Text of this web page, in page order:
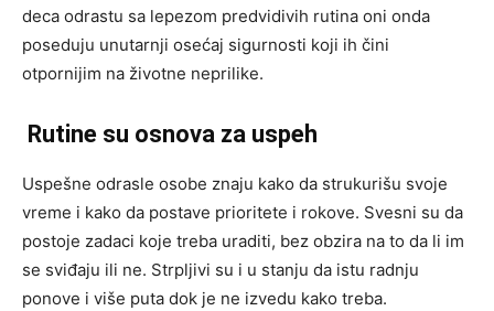
deca odrastu sa lepezom predvidivih rutina oni onda
poseduju unutarnji osećaj sigurnosti koji ih čini
otpornijim na životne neprilike.
Rutine su osnova za uspeh
Uspešne odrasle osobe znaju kako da strukurišu svoje
vreme i kako da postave prioritete i rokove. Svesni su da
postoje zadaci koje treba uraditi, bez obzira na to da li im
se sviđaju ili ne. Strpljivi su i u stanju da istu radnju
ponove i više puta dok je ne izvedu kako treba.